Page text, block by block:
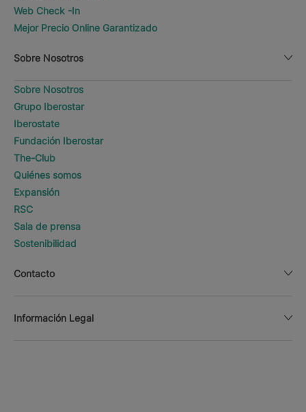
Web Check -In
Mejor Precio Online Garantizado
Sobre Nosotros
Sobre Nosotros
Grupo Iberostar
Iberostate
Fundación Iberostar
The-Club
Quiénes somos
Expansión
RSC
Sala de prensa
Sostenibilidad
Contacto
Información Legal